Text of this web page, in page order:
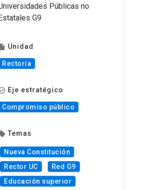
Públicas no
G9
insert_drive_file Unidad
Rectoría
Eje estratégico
Compromiso público
Temas
Nueva Constitución
Rector UC
Red G9
Educación superior